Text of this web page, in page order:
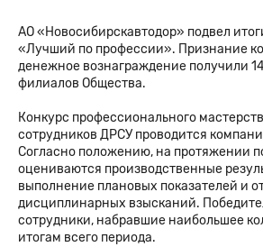
АО «Новосибирскавтодор» подвел
«Лучший по профессии». Признание
денежное вознаграждение получили
филиалов Общества.
Конкурс профессионального
сотрудников ДРСУ проводится
Согласно положению, на протяжении
оцениваются производственные
выполнение плановых показателей и
дисциплинарных взысканий.
сотрудники, набравшие наибольшее
итогам всего периода.